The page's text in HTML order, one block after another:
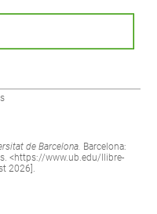
de Barcelona. Barcelona:
<https://www.ub.edu/llibre-
2026].